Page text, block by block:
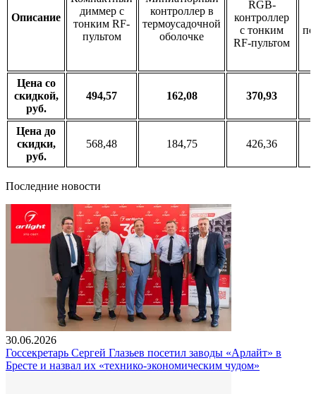
Описание
диммер с
тонким RF-
пультом
контроллер в
термоусадочной
оболочке
RGB-
контроллер
с тонким
RF-пультом
Цена со
скидкой,
руб.
494,57 162,08 370,93
Цена до
скидки,
руб.
568,48 184,75 426,36
Последние новости
30.06.2026
Госсекретарь Сергей Глазьев посетил заводы «Арлайт» в
Бресте и назвал их «технико-экономическим чудом»